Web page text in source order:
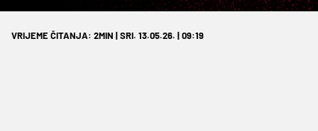
VRIJEME ČITANJA: 2MIN | SRI. 13.05.26. | 09:19